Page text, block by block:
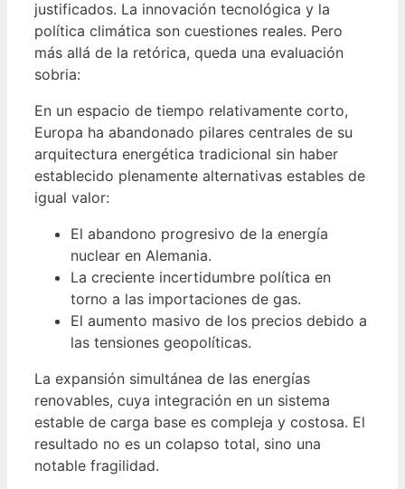
justificados. La innovación tecnológica y la
política climática son cuestiones reales. Pero
más allá de la retórica, queda una evaluación
sobria:
En un espacio de tiempo relativamente corto,
Europa ha abandonado pilares centrales de su
arquitectura energética tradicional sin haber
establecido plenamente alternativas estables de
igual valor:
El abandono progresivo de la energía
nuclear en Alemania.
La creciente incertidumbre política en
torno a las importaciones de gas.
El aumento masivo de los precios debido a
las tensiones geopolíticas.
La expansión simultánea de las energías
renovables, cuya integración en un sistema
estable de carga base es compleja y costosa. El
resultado no es un colapso total, sino una
notable fragilidad.